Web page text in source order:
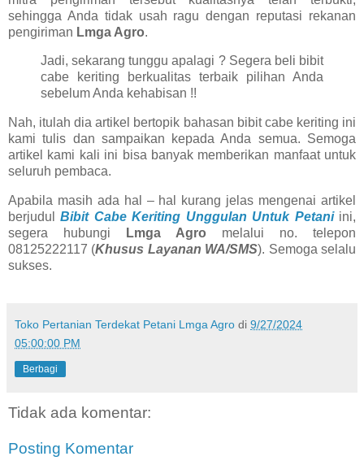
sehingga Anda tidak usah ragu dengan reputasi rekanan
pengiriman Lmga Agro.
Jadi, sekarang tunggu apalagi ? Segera beli bibit
cabe keriting berkualitas terbaik pilihan Anda
sebelum Anda kehabisan !!
Nah, itulah dia artikel bertopik bahasan bibit cabe keriting ini
kami tulis dan sampaikan kepada Anda semua. Semoga
artikel kami kali ini bisa banyak memberikan manfaat untuk
seluruh pembaca.
Apabila masih ada hal – hal kurang jelas mengenai artikel
berjudulBibit Cabe Keriting Unggulan Untuk Petaniini,
segera hubungi
Lmga Agro melalui no. telepon
08125222117 (Khusus Layanan WA/SMS). Semoga selalu
sukses.
Toko Pertanian Terdekat Petani Lmga Agro di 9/27/2024
05:00:00 PM
Berbagi
Tidak ada komentar:
Posting Komentar